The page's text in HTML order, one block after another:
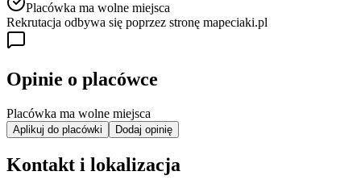
Placówka ma wolne miejsca
Rekrutacja odbywa się poprzez stronę mapeciaki.pl
Opinie o placówce
Placówka ma wolne miejsca
Aplikuj do placówki Dodaj opinię
Kontakt i lokalizacja